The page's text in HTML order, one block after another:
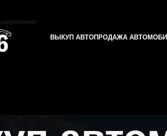
ВЫКУП АВТОПРОДАЖА